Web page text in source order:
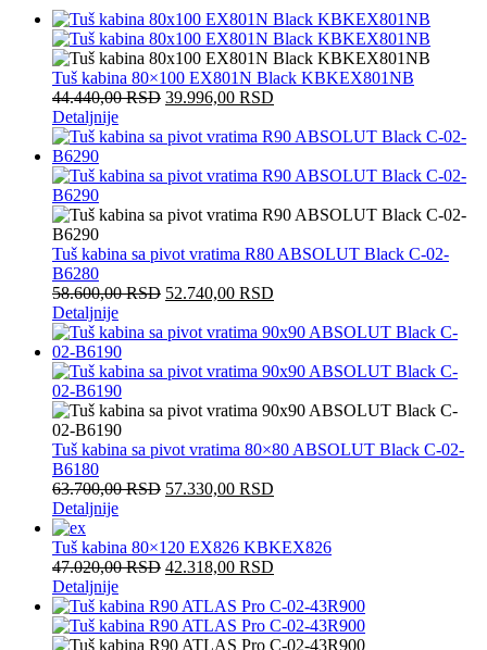
Tuš kabina 80×100 EX801N Black KBKEX801NB
44.440,00RSD 39.996,00 RSD
Detaljnije
Tuš kabina sa pivot vratima R80 ABSOLUT Black C-02-
B6280
58.600,00RSD 52.740,00 RSD
Detaljnije
Tuš kabina sa pivot vratima 80×80 ABSOLUT Black C-02-
B6180
63.700,00RSD 57.330,00 RSD
Detaljnije
Tuš kabina 80×120 EX826 KBKEX826
47.020,00RSD 42.318,00 RSD
Detaljnije